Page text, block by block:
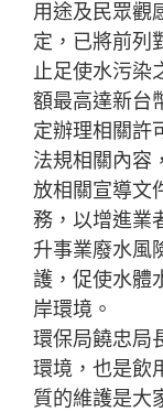
用途及民眾觀
定，已將前列
止足使水污染
額最高達新台
定辦理相關許
法規相關內容
放相關宣導文
務，以增進業
升事業廢水風
護，促使水體
岸環境。
環保局饒忠局
環境，也是飲
質的維護是大